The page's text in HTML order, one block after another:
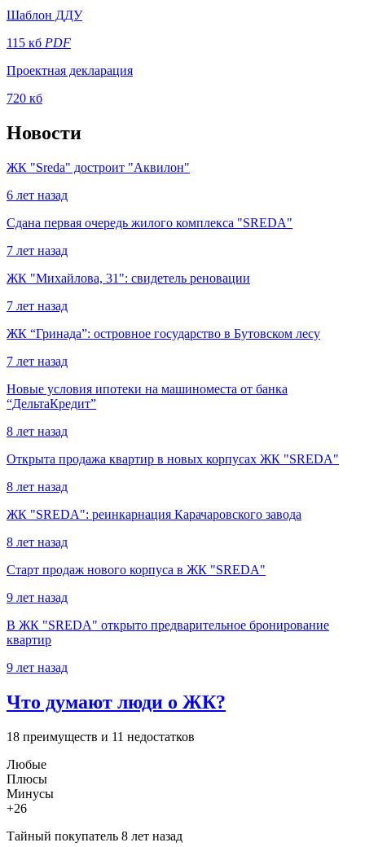
Шаблон ДДУ
115 кб PDF
Проектная декларация
720 кб
Новости
ЖК "Sreda" достроит "Аквилон"
6 лет назад
Сдана первая очередь жилого комплекса "SREDA"
7 лет назад
ЖК "Михайлова, 31": свидетель реновации
7 лет назад
ЖК “Гринада”: островное государство в Бутовском лесу
7 лет назад
Новые условия ипотеки на машиноместа от банка
“ДельтаКредит”
8 лет назад
Открыта продажа квартир в новых корпусах ЖК "SREDA"
8 лет назад
ЖК "SREDA": реинкарнация Карачаровского завода
8 лет назад
Старт продаж нового корпуса в ЖК "SREDA"
9 лет назад
В ЖК "SREDA" открыто предварительное бронирование
квартир
9 лет назад
Что думают люди о ЖК?
18 преимуществ и 11 недостатков
Любые
Плюсы
Минусы
+26
Тайный покупатель 8 лет назад